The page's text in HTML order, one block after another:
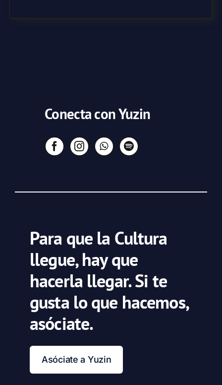
Conecta con Yuzin
Para que la Cultura
llegue, hay que
hacerla llegar. Si te
gusta lo que hacemos,
asóciate.
Asóciate a Yuzin